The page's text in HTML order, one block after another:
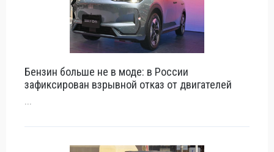
Бензин больше не в моде: в России
зафиксирован взрывной отказ от двигателей
...